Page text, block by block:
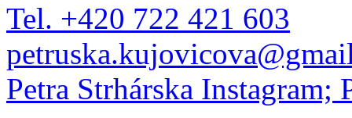
Tel. +420 722 421 603
Petra Strhárska Instagram;